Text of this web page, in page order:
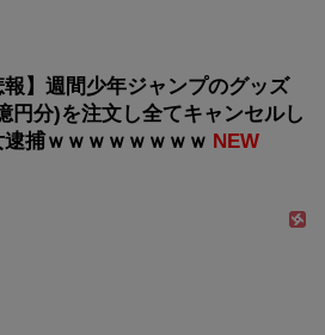
報】週間少年ジャンプのグッズ
円分)を注文し全てキャンセルし
逮捕ｗｗｗｗｗｗｗｗ NEW